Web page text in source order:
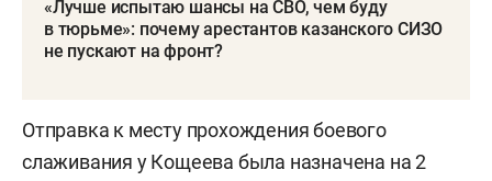
приостанавливает уголовное дело и выносит
постановление об отмене меры пресечения.
«Лучше испытаю шансы на СВО, чем буду
в тюрьме»: почему арестантов казанского СИЗО
не пускают на фронт?
Отправка к месту прохождения боевого
слаживания у Кощеева была назначена на 2